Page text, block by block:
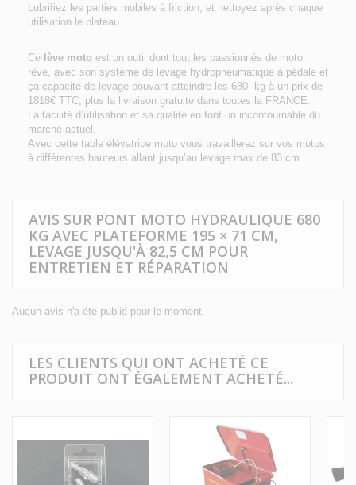
Lubrifiez les parties mobiles à friction, et nettoyez après chaque
utilisation le plateau.
Ce lève moto est un outil dont tout les passionnés de moto
rêve, avec son système de levage hydropneumatique à pédale et
ça capacité de levage pouvant atteindre les 680 kg à un prix de
1818€ TTC, plus la livraison gratuite dans toutes la FRANCE.
La facilité d’utilisation et sa qualité en font un incontournable du
marché actuel.
Avec cette table élévatrice moto vous travaillerez sur vos motos
à différentes hauteurs allant jusqu’au levage max de 83 cm.
AVIS SUR PONT MOTO HYDRAULIQUE 680
KG AVEC PLATEFORME 195 × 71 CM,
LEVAGE JUSQU'À 82,5 CM POUR
ENTRETIEN ET RÉPARATION
Aucun avis n'a été publié pour le moment.
LES CLIENTS QUI ONT ACHETÉ CE
PRODUIT ONT ÉGALEMENT ACHETÉ...